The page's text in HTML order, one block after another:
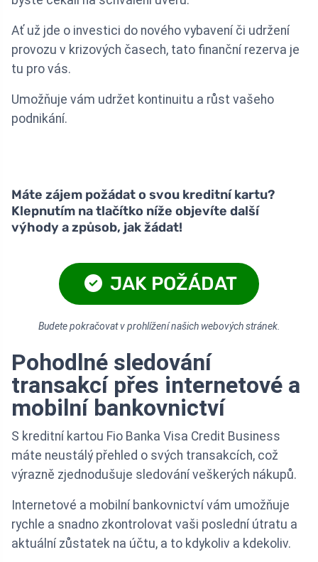
Ať už jde o investici do nového vybavení či udržení
provozu v krizových časech, tato finanční rezerva je
tu pro vás.
Umožňuje vám udržet kontinuitu a růst vašeho
podnikání.
Máte zájem požádat o svou kreditní kartu?
Klepnutím na tlačítko níže objevíte další
výhody a způsob, jak žádat!
JAK POŽÁDAT
Budete pokračovat v prohlížení našich webových stránek.
Pohodlné sledování
transakcí přes internetové a
mobilní bankovnictví
S kreditní kartou Fio Banka Visa Credit Business
máte neustálý přehled o svých transakcích, což
výrazně zjednodušuje sledování veškerých nákupů.
Internetové a mobilní bankovnictví vám umožňuje
rychle a snadno zkontrolovat vaši poslední útratu a
aktuální zůstatek na účtu, a to kdykoliv a kdekoliv.